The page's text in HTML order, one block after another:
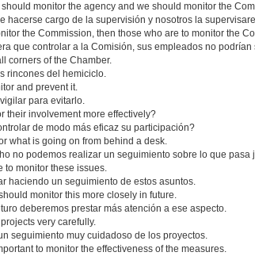
monitor the agency and we should monitor the
hacerse cargo de la supervisión y nosotros la
the Commission, then those who are to monitor the
que controlar a la Comisión, sus empleados no
corners of the Chamber.
rincones del hemiciclo.
and prevent it.
para evitarlo.
their involvement more effectively?
de modo más eficaz su participación?
what is going on from behind a desk.
no podemos realizar un seguimiento sobre lo que pasa
to monitor these issues.
haciendo un seguimiento de estos asuntos.
monitor this more closely in future.
deberemos prestar más atención a ese aspecto.
very carefully.
seguimiento muy cuidadoso de los proyectos.
to monitor the effectiveness of the measures.